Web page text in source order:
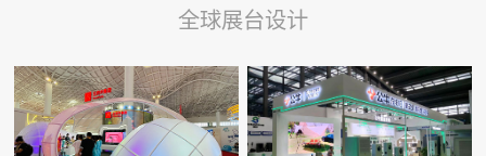
全球展台设计